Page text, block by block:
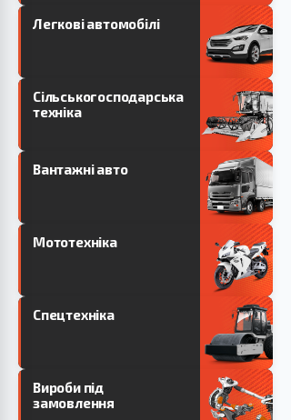
Легкові автомобілі
Сільськогосподарська
техніка
Вантажні авто
Мототехніка
Спецтехніка
Вироби під
замовлення